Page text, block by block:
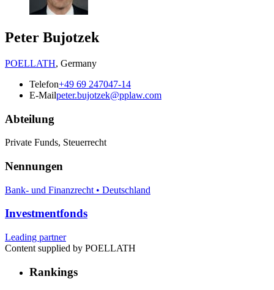
Peter Bujotzek
POELLATH, Germany
Telefon+49 69 247047-14
E-Mailpeter.bujotzek@pplaw.com
Abteilung
Private Funds, Steuerrecht
Nennungen
Bank- und Finanzrecht • Deutschland
Investmentfonds
Leading partner
Content supplied by POELLATH
Rankings